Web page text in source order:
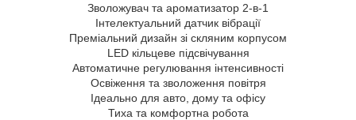
Зволожувач та ароматизатор 2-в-1
Інтелектуальний датчик вібрації
Преміальний дизайн зі скляним корпусом
LED кільцеве підсвічування
Автоматичне регулювання інтенсивності
Освіження та зволоження повітря
Ідеально для авто, дому та офісу
Тиха та комфортна робота